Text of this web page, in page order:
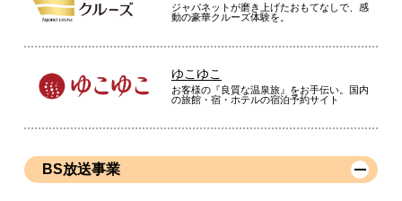
ジャパネットが磨き上げたおもてなしで、感
動の豪華クルーズ体験を。
ゆこゆこ
お客様の『良質な温泉旅』をお手伝い。国内
の旅館・宿・ホテルの宿泊予約サイト
BS放送事業